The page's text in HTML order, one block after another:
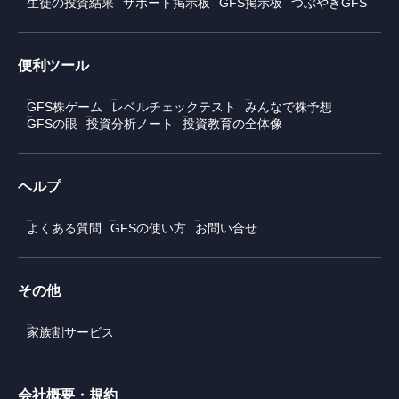
生徒の投資結果 サポート掲示板 GFS掲示板 つぶやきGFS
便利ツール
GFS株ゲーム レベルチェックテスト
みんなで株予想
GFSの眼
投資分析ノート 投資教育の全体像
ヘルプ
よくある質問 GFSの使い方 お問い合せ
その他
家族割サービス
会社概要・規約